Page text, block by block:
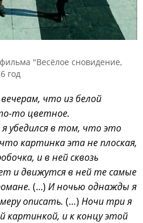
"Весёлое сновидение,
год
что из белой
то цветное.
убедился в том, что это
картинка эта не плоская,
и в ней сквозь
и движутся в ней те самые
(...) И ночью однажды я
описать. (…) Ночи три я
картинкой, и к концу этой